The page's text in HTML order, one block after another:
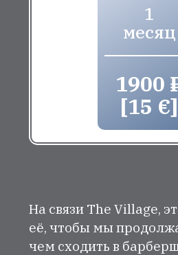
1
месяц
1900
[15 €]
На связи The Village,
её, чтобы мы
чем сходить в